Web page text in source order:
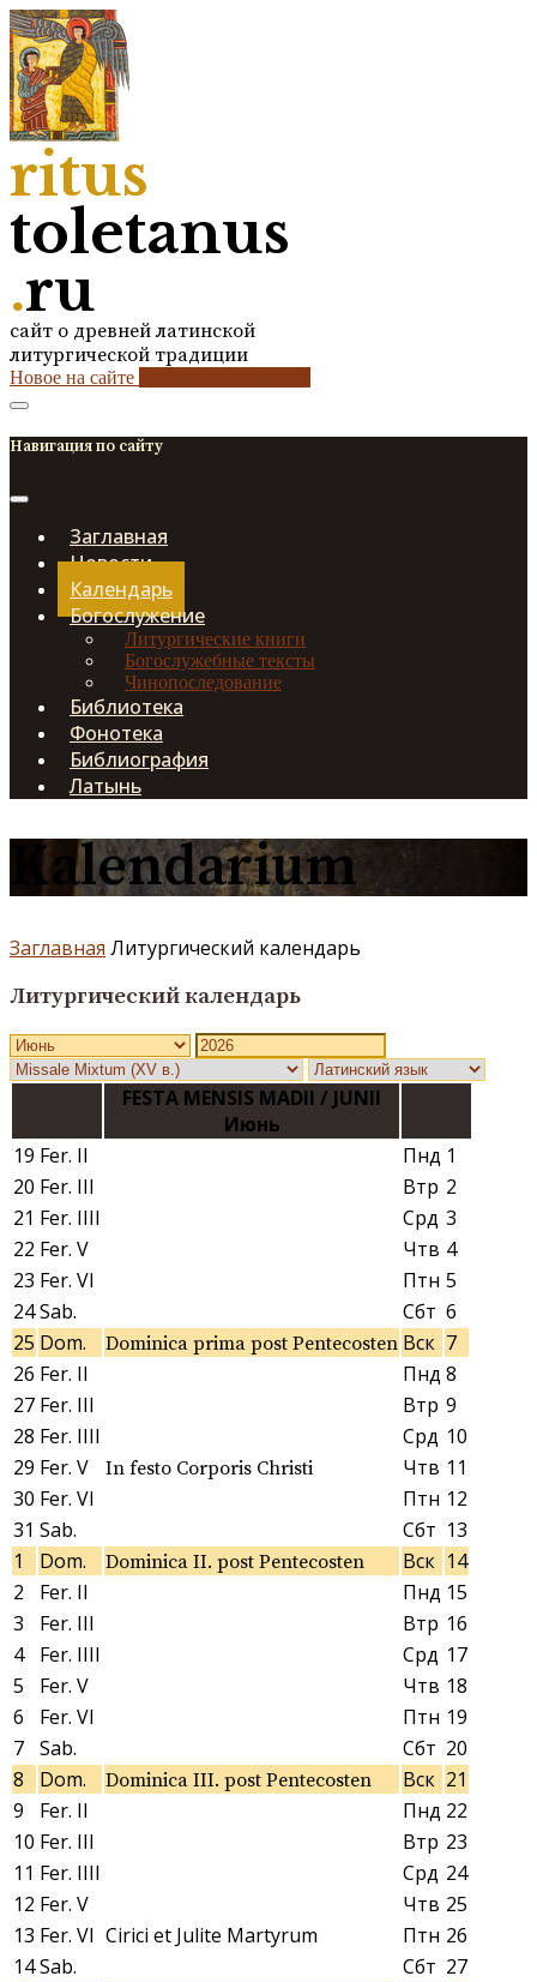
ritus
toletanus
.ru
сайт о древней латинской
литургической традиции
Новое на сайте
Навигация по сайту
Заглавная
Новости
Календарь
Богослужение
Литургические книги
Богослужебные тексты
Чинопоследование
Библиотека
Фонотека
Библиография
Латынь
Kalendarium
Заглавная Литургический календарь
Литургический календарь
FESTA MENSIS MADII / JUNII
Июнь
19 Fer. II Пнд 1
20 Fer. III Втр 2
21 Fer. IIII Срд 3
22 Fer. V Чтв 4
23 Fer. VI Птн 5
24Sab. Сбт 6
25 Dom. Dominica prima post Pentecosten Вск 7
26 Fer. II Пнд 8
27 Fer. III Втр 9
28 Fer. IIII Срд 10
29 Fer. V In festo Corporis Christi Чтв 11
30 Fer. VI Птн 12
31 Sab. Сбт 13
1
Dom. Dominica II. post Pentecosten Вск 14
2
Fer. II Пнд 15
3
Fer. III Втр 16
4
Fer. IIII Срд 17
5
Fer. V Чтв 18
6
Fer. VI Птн 19
7 Sab. Сбт 20
8
Dom. Dominica III. post Pentecosten Вск 21
9
Fer. II Пнд 22
10 Fer. III Втр 23
11 Fer. IIII Срд 24
12 Fer. V Чтв 25
13 Fer. VI Cirici et Julite Martyrum Птн 26
14Sab. Сбт 27